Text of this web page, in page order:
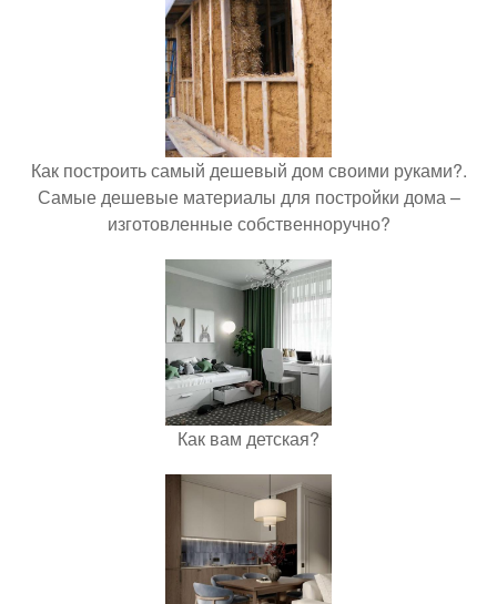
Как построить самый дешевый дом своими руками?.
Самые дешевые материалы для постройки дома –
изготовленные собственноручно?
Как вам детская?